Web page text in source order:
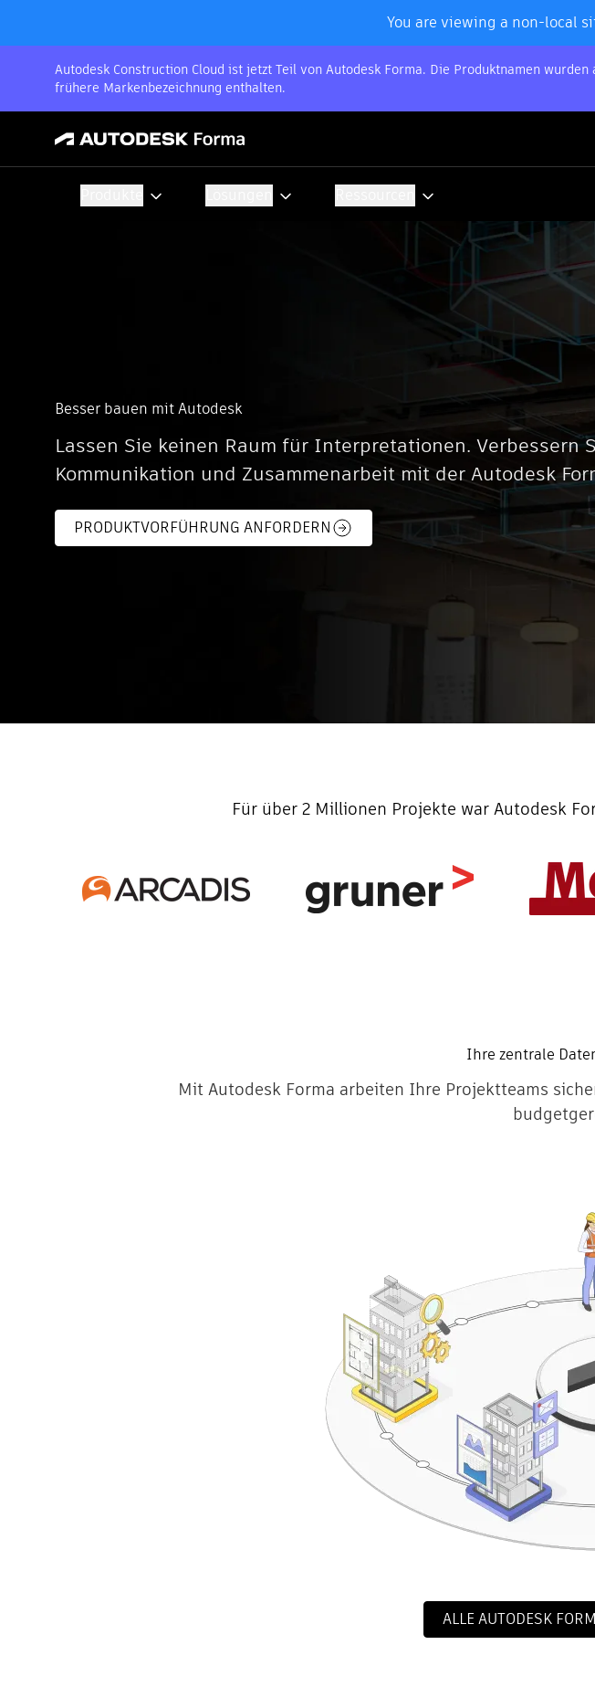
You are viewing a non-local
Autodesk Construction Cloud ist jetzt Teil von Autodesk Forma. Die Produktnamen
frühere Markenbezeichnung enthalten.
Besser bauen mit Autodesk
Lassen Sie keinen Raum für Interpretationen. Verbessern
Kommunikation und Zusammenarbeit mit der Autodesk
PRODUKTVORFÜHRUNG ANFORDERN
Für über 2 Millionen Projekte war Autodesk
Ihre zentrale
Mit Autodesk Forma arbeiten Ihre Projektteams
ALLE AUTODESK